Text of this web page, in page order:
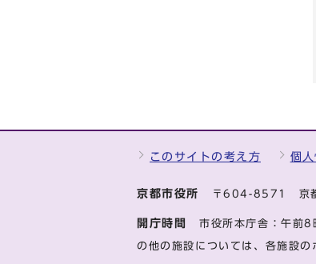
このサイトの考え方 個
京都市役所 〒604-8571 京都
開庁時間 市役所本庁舎：午
の他の施設については、各施設の